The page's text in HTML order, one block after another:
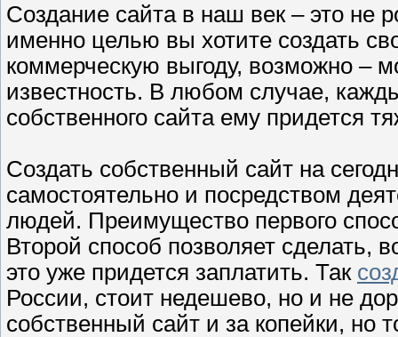
Создание сайта в наш век – это не
именно целью вы хотите создать
коммерческую выгоду, возможно –
известность. В любом случае,
собственного сайта ему придется
Создать собственный сайт на
самостоятельно и посредством
людей. Преимущество первого
Второй способ позволяет сделать,
это уже придется заплатить. Так
России, стоит недешево, но и не
собственный сайт и за копейки, но